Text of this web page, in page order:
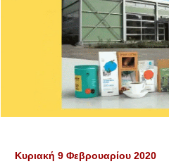
Κυριακή 9 Φεβρουαρίου 2020